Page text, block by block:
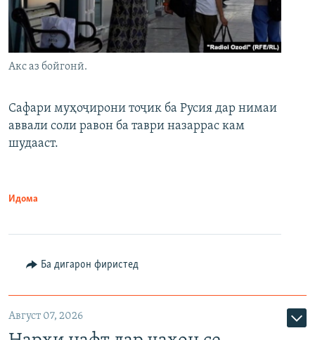
Акс аз бойгонӣ.
Сафари муҳоҷирони тоҷик ба Русия дар нимаи
аввали соли равон ба таври назаррас кам
шудааст.
Идома
Ба дигарон фиристед
Август 07, 2026